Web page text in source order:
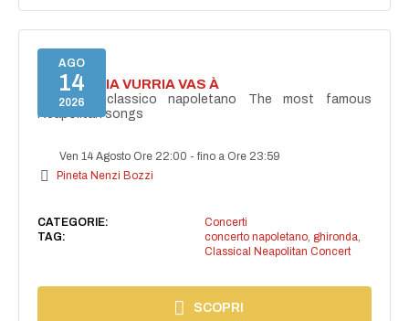
AGO
14
2026
I'TE VURRIA VURRIA VAS À
Concerto classico napoletano The most famous
Neapolitan songs
Ven 14 Agosto Ore 22:00 -fino a Ore 23:59
Pineta Nenzi Bozzi
CATEGORIE:
Concerti
TAG:
concerto napoletano, ghironda,
Classical Neapolitan Concert
SCOPRI